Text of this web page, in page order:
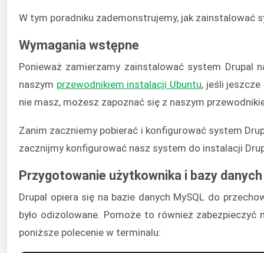
W tym poradniku zademonstrujemy, jak zainstalować
Wymagania wstępne
Ponieważ zamierzamy zainstalować system Drupal
naszym przewodnikiem instalacji Ubuntu, jeśli
nie masz, możesz zapoznać się z naszym
Zanim zaczniemy pobierać i konfigurować system
zacznijmy konfigurować nasz system do instalacji
Przygotowanie użytkownika i bazy danych
Drupal opiera się na bazie danych MySQL do
było odizolowane. Pomoże to również
poniższe polecenie w terminalu: